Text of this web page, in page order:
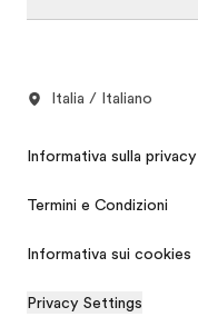
Italia / Italiano
Informativa sulla privacy
Termini e Condizioni
Informativa sui cookies
Privacy Settings